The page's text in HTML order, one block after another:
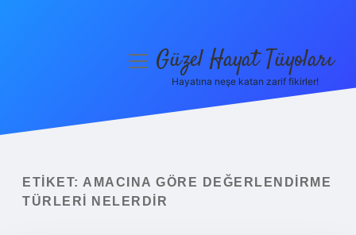
Yasal Uyarı
menüyüGüzel Hayat Tüyoları
Hayatına neşe katan zarif fikirler!
ETIKET: AMACINA GÖRE DEĞERLENDIRME
TÜRLERI NELERDIR